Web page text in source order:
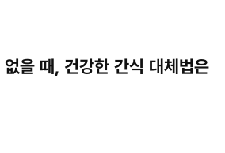
을 때, 건강한 간식 대체법은